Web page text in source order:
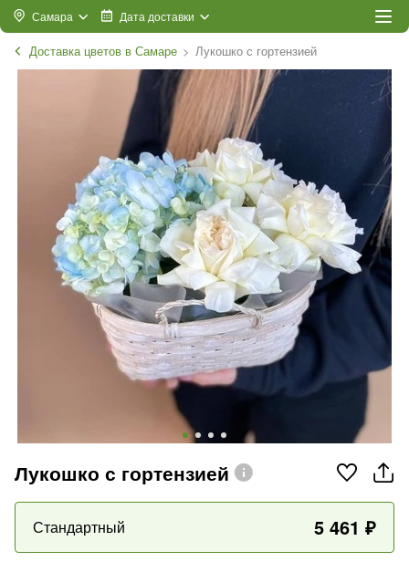
Самара Дата доставки
Доставка цветов в Самаре Лукошко с гортензией
Лукошко с гортензией
Стандартный 5 461 ₽